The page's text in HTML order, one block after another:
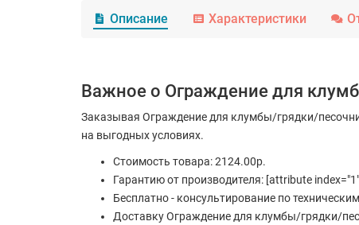
Описание Характеристики
Важное о Ограждение для
Заказывая Ограждение для клумбы/грядки/
на выгодных условиях.
Стоимость товара: 2124.00р.
Гарантию от производителя: [attribute
Бесплатно - консультирование по
Доставку Ограждение для клумбы/грядки/